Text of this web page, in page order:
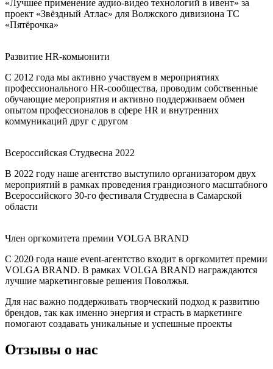
«Лучшее применение аудио-видео технологий в ивент» за
проект «Звёздный Атлас» для Волжского дивизиона ТС
«Пятёрочка»
Развитие HR-комьюнити
С 2012 года мы активно участвуем в мероприятиях
профессионального HR-сообщества, проводим собственные
обучающие мероприятия и активно поддерживаем обмен
опытом профессионалов в сфере HR и внутренних
коммуникаций друг с другом
Всероссийская Студвесна 2022
В 2022 году наше агентство выступило организатором двух
мероприятий в рамках проведения грандиозного масштабного
Всероссийского 30-го фестиваля Студвесна в Самарской
области
Член оргкомитета премии VOLGA BRAND
С 2020 года наше event-агентство входит в оргкомитет премии
VOLGA BRAND. В рамках VOLGA BRAND награждаются
лучшие маркетинговые решения Поволжья.
Для нас важно поддерживать творческий подход к развитию
брендов, так как именно энергия и страсть в маркетинге
помогают создавать уникальные и успешные проекты
Отзывы о нас